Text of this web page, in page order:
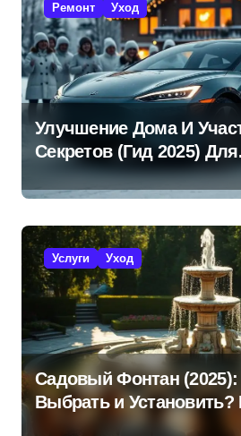
Ремонт Уход
Улучшение Дома И
Секретов (Гид 2025) Для
Эффективной Работы!
Услуги Уход
Садовый Фонтан (2025):
Выбрать и Установить?
Советы!